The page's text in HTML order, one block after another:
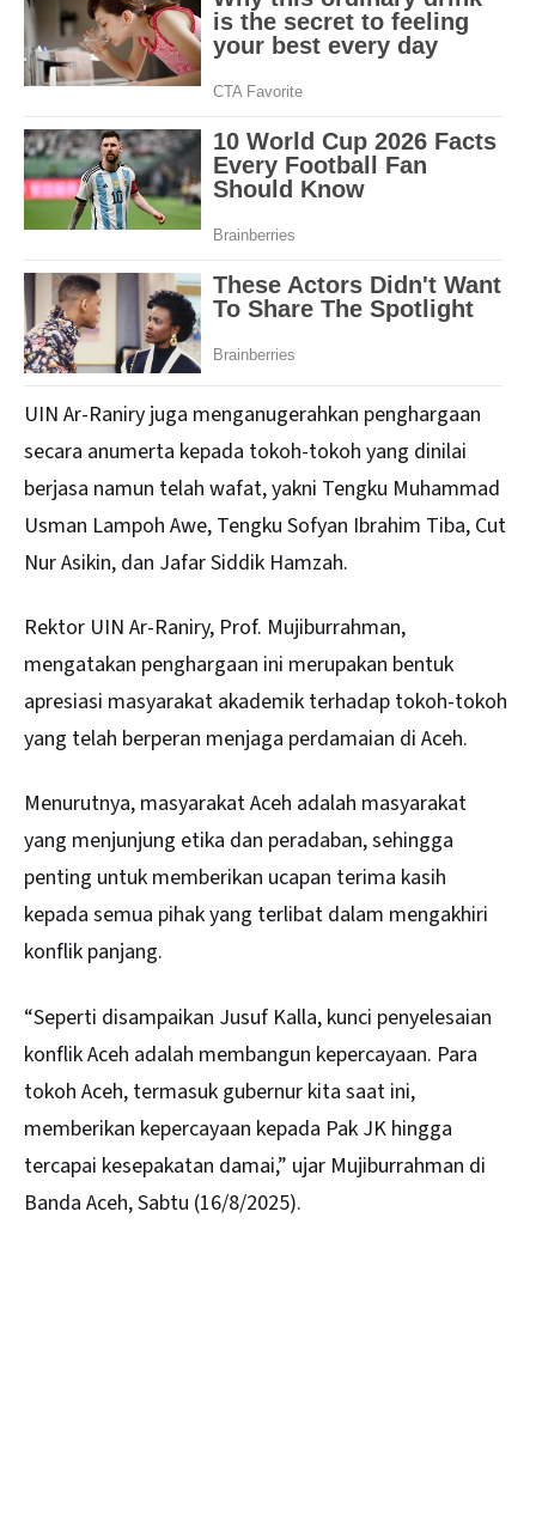
UIN Ar-Raniry juga menganugerahkan penghargaan
secara anumerta kepada tokoh-tokoh yang dinilai
berjasa namun telah wafat, yakni Tengku Muhammad
Usman Lampoh Awe, Tengku Sofyan Ibrahim Tiba, Cut
Nur Asikin, dan Jafar Siddik Hamzah.
Rektor UIN Ar-Raniry, Prof. Mujiburrahman,
mengatakan penghargaan ini merupakan bentuk
apresiasi masyarakat akademik terhadap tokoh-tokoh
yang telah berperan menjaga perdamaian di Aceh.
Menurutnya, masyarakat Aceh adalah masyarakat
yang menjunjung etika dan peradaban, sehingga
penting untuk memberikan ucapan terima kasih
kepada semua pihak yang terlibat dalam mengakhiri
konflik panjang.
“Seperti disampaikan Jusuf Kalla, kunci penyelesaian
konflik Aceh adalah membangun kepercayaan. Para
tokoh Aceh, termasuk gubernur kita saat ini,
memberikan kepercayaan kepada Pak JK hingga
tercapai kesepakatan damai,” ujar Mujiburrahman di
Banda Aceh, Sabtu (16/8/2025).